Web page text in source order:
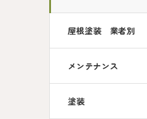
屋根塗装 業者別
メンテナンス
塗装